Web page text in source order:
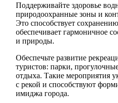
Поддерживайте здоровье
природоохранные зоны и
Это способствует
обеспечивает гармоничное
и природы.
Обеспечьте развитие
туристов: парки,
отдыха. Такие мероприятия
с рекой и способствуют
имиджа города.